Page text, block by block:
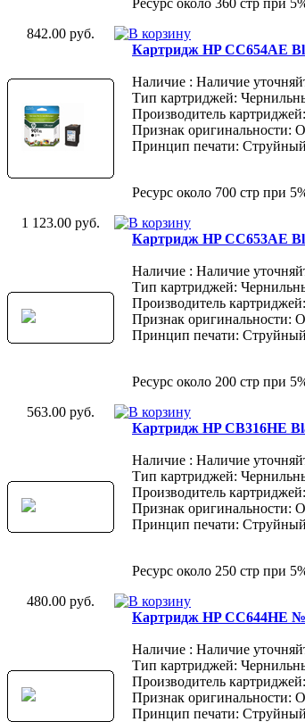
842.00 руб.
Картридж HP CC654AE
Наличие : Наличие
Тип картриджей:
Производитель
Признак оригинальности:
Принцип печати: Струйный
Ресурс около 700 стр при
1 123.00 руб.
Картридж HP CC653AE
Наличие : Наличие
Тип картриджей:
Производитель
Признак оригинальности:
Принцип печати: Струйный
Ресурс около 200 стр при
563.00 руб.
Картридж HP CB316HE
Наличие : Наличие
Тип картриджей:
Производитель
Признак оригинальности:
Принцип печати: Струйный
Ресурс около 250 стр при
480.00 руб.
Картридж HP CC644HE
Наличие : Наличие
Тип картриджей:
Производитель
Признак оригинальности:
Принцип печати: Струйный